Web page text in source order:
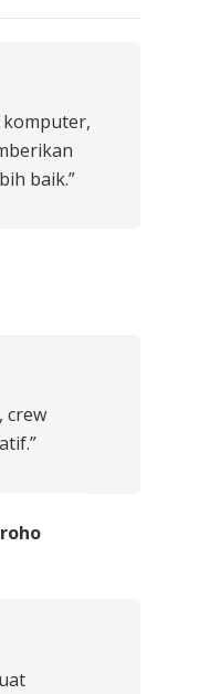
komputer,
baik.”
crew